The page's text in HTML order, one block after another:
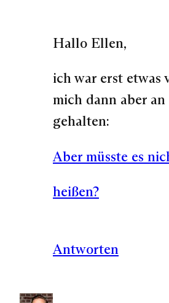
Hallo Ellen,
ich war erst etwas
mich dann aber
gehalten:
Aber müsste es
heißen?
Antworten